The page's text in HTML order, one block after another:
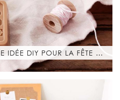
IDÉE DIY POUR LA FÊTE …